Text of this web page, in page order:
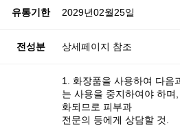
유통기한 2029년02월25일
전성분 상세페이지 참조
1. 화장품을 사용하여 다음
는 사용을 중지하여야 하
화되므로 피부과
전문의 등에게 상담할 것.